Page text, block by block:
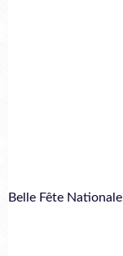
Belle Fête